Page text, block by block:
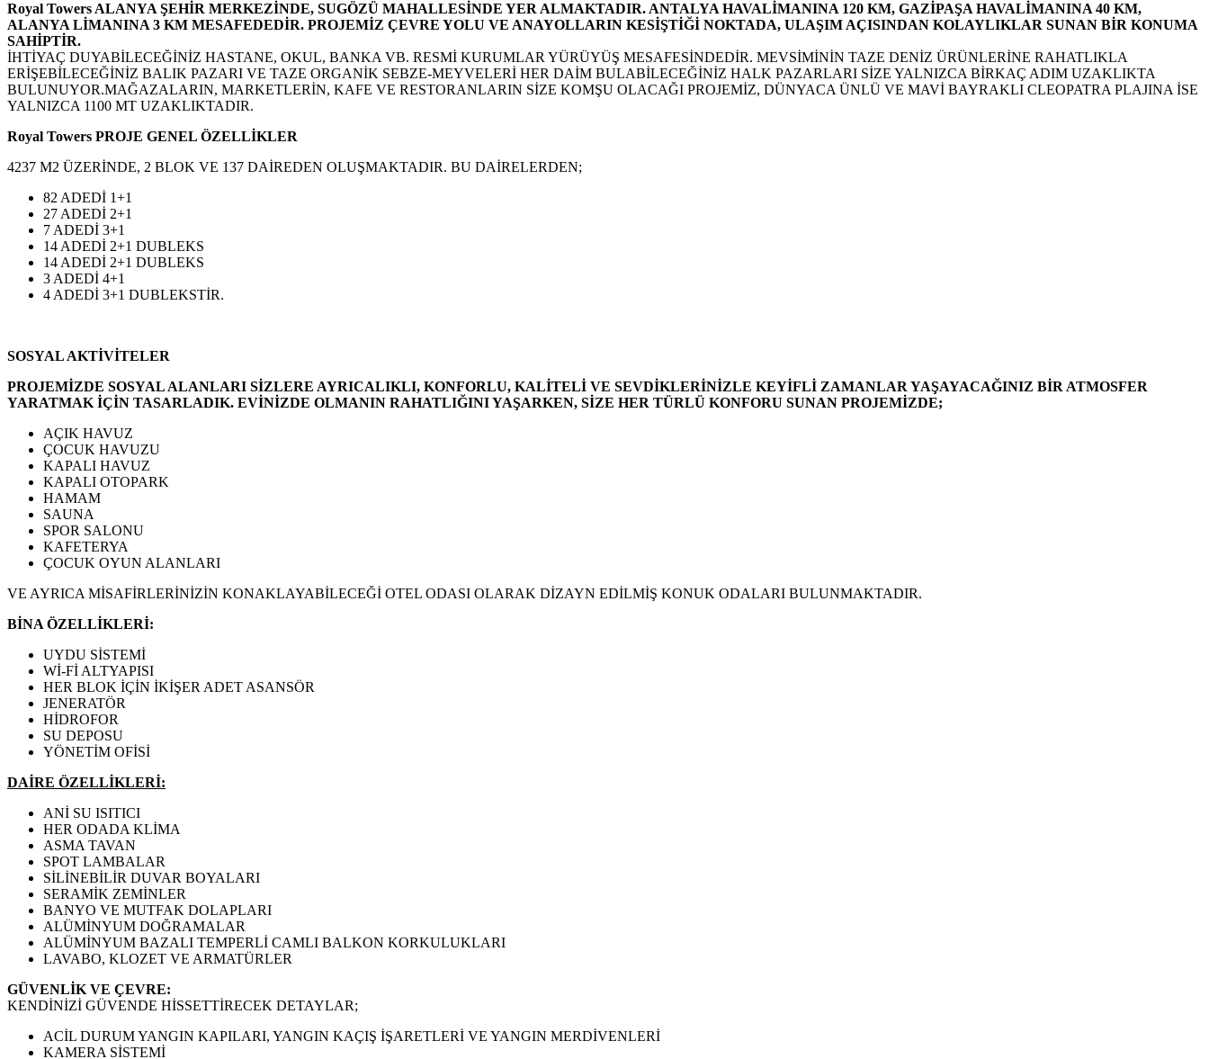
Royal Towers ALANYA ŞEHİR MERKEZİNDE, SUGÖZÜ MAHALLESİNDE YER ALMAKTADIR. ANTALYA HAVALİMANINA 120 KM, GAZİPAŞA HAVALİMANINA 40 KM,
ALANYA LİMANINA 3 KM MESAFEDEDİR. PROJEMİZ ÇEVRE YOLU VE ANAYOLLARIN KESİŞTİĞİ NOKTADA, ULAŞIM AÇISINDAN KOLAYLIKLAR SUNAN BİR KONUMA
SAHİPTİR.
İHTİYAÇ DUYABİLECEĞİNİZ HASTANE, OKUL, BANKA VB. RESMİ KURUMLAR YÜRÜYÜŞ MESAFESİNDEDİR. MEVSİMİNİN TAZE DENİZ ÜRÜNLERİNE RAHATLIKLA
ERİŞEBİLECEĞİNİZ BALIK PAZARI VE TAZE ORGANİK SEBZE-MEYVELERİ HER DAİM BULABİLECEĞİNİZ HALK PAZARLARI SİZE YALNIZCA BİRKAÇ ADIM UZAKLIKTA
BULUNUYOR.MAĞAZALARIN, MARKETLERİN, KAFE VE RESTORANLARIN SİZE KOMŞU OLACAĞI PROJEMİZ, DÜNYACA ÜNLÜ VE MAVİ BAYRAKLI CLEOPATRA PLAJINA İSE
YALNIZCA 1100 MT UZAKLIKTADIR.
Royal Towers PROJE GENEL ÖZELLİKLER
4237 M2 ÜZERİNDE, 2 BLOK VE 137 DAİREDEN OLUŞMAKTADIR. BU DAİRELERDEN;
82 ADEDİ 1+1
27 ADEDİ 2+1
7 ADEDİ 3+1
14 ADEDİ 2+1 DUBLEKS
14 ADEDİ 2+1 DUBLEKS
3 ADEDİ 4+1
4 ADEDİ 3+1 DUBLEKSTİR.
SOSYAL AKTİVİTELER
PROJEMİZDE SOSYAL ALANLARI SİZLERE AYRICALIKLI, KONFORLU, KALİTELİ VE SEVDİKLERİNİZLE KEYİFLİ ZAMANLAR YAŞAYACAĞINIZ BİR ATMOSFER
YARATMAK İÇİN TASARLADIK. EVİNİZDE OLMANIN RAHATLIĞINI YAŞARKEN, SİZE HER TÜRLÜ KONFORU SUNAN PROJEMİZDE;
AÇIK HAVUZ
ÇOCUK HAVUZU
KAPALI HAVUZ
KAPALI OTOPARK
HAMAM
SAUNA
SPOR SALONU
KAFETERYA
ÇOCUK OYUN ALANLARI
VE AYRICA MİSAFİRLERİNİZİN KONAKLAYABİLECEĞİ OTEL ODASI OLARAK DİZAYN EDİLMİŞ KONUK ODALARI BULUNMAKTADIR.
BİNA ÖZELLİKLERİ:
UYDU SİSTEMİ
Wİ-Fİ ALTYAPISI
HER BLOK İÇİN İKİŞER ADET ASANSÖR
JENERATÖR
HİDROFOR
SU DEPOSU
YÖNETİM OFİSİ
DAİRE ÖZELLİKLERİ:
ANİ SU ISITICI
HER ODADA KLİMA
ASMA TAVAN
SPOT LAMBALAR
SİLİNEBİLİR DUVAR BOYALARI
SERAMİK ZEMİNLER
BANYO VE MUTFAK DOLAPLARI
ALÜMİNYUM DOĞRAMALAR
ALÜMİNYUM BAZALI TEMPERLİ CAMLI BALKON KORKULUKLARI
LAVABO, KLOZET VE ARMATÜRLER
GÜVENLİK VE ÇEVRE:
KENDİNİZİ GÜVENDE HİSSETTİRECEK DETAYLAR;
ACİL DURUM YANGIN KAPILARI, YANGIN KAÇIŞ İŞARETLERİ VE YANGIN MERDİVENLERİ
KAMERA SİSTEMİ